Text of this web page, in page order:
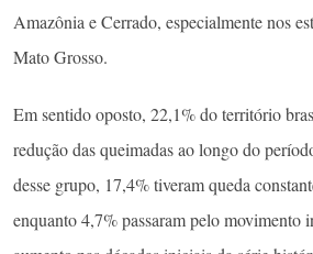
Amazônia e Cerrado, especialmente nos
Mato Grosso.
Em sentido oposto, 22,1% do território
redução das queimadas ao longo do
desse grupo, 17,4% tiveram queda
enquanto 4,7% passaram pelo movimento